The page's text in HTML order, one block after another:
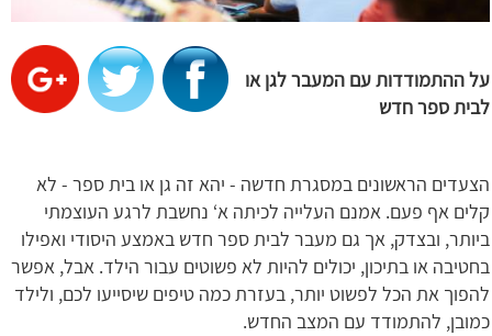
על ההתמודדות עם המעבר לגן או
לבית ספר חדש
הצעדים הראשונים במסגרת חדשה - יהא זה גן או בית ספר - לא
קלים אף פעם. אמנם העלייה לכיתה א‘ נחשבת לרגע העוצמתי
ביותר, ובצדק, אך גם מעבר לבית ספר חדש באמצע היסודי ואפילו
בחטיבה או בתיכון, יכולים להיות לא פשוטים עבור הילד. אבל, אפשר
להפוך את הכל לפשוט יותר, בעזרת כמה טיפים שיסייעו לכם, ולילד
כמובן, להתמודד עם המצב החדש.